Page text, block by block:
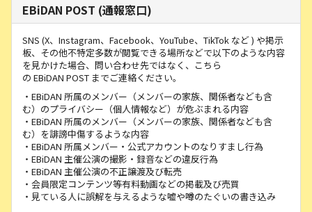
EBiDAN POST (通報窓口)
SNS (X、Instagram、Facebook、YouTube、TikTok など ) や掲示
板、その他不特定多数が閲覧できる場所などで以下のような内容
を見かけた場合、問い合わせ先ではなく、こちら
の EBiDAN POST までご連絡ください。
・EBiDAN 所属のメンバー（メンバーの家族、関係者なども含
む）のプライバシー（個人情報など）が危ぶまれる内容
・EBiDAN 所属のメンバー（メンバーの家族、関係者なども含
む）を誹謗中傷するような内容
・EBiDAN 所属メンバー・公式アカウントのなりすまし行為
・EBiDAN 主催公演の撮影・録音などの違反行為
・EBiDAN 主催公演の不正譲渡及び転売
・会員限定コンテンツ等有料動画などの掲載及び売買
・見ている人に誤解を与えるような嘘や噂のたぐいの書き込み